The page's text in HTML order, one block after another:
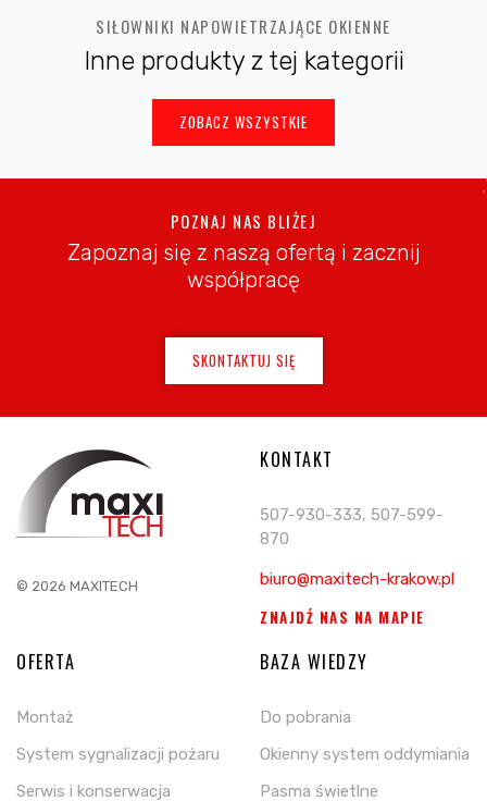
SIŁOWNIKI NAPOWIETRZAJĄCE OKIENNE
Inne produkty z tej kategorii
ZOBACZ WSZYSTKIE
POZNAJ NAS BLIŻEJ
Zapoznaj się z naszą ofertą i zacznij
współpracę
SKONTAKTUJ SIĘ
© 2026 MAXITECH
OFERTA
Montaż
System sygnalizacji pożaru
Serwis i konserwacja
BAZA WIEDZY
Do pobrania
Okienny system oddymiania
Pasma świetlne
KONTAKT
507-930-333, 507-599-
870
biuro@maxitech-krakow.pl
ZNAJDŹ NAS NA MAPIE